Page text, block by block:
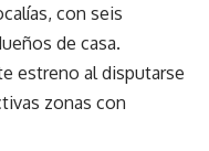
con seis
de casa.
estreno al disputarse
zonas con